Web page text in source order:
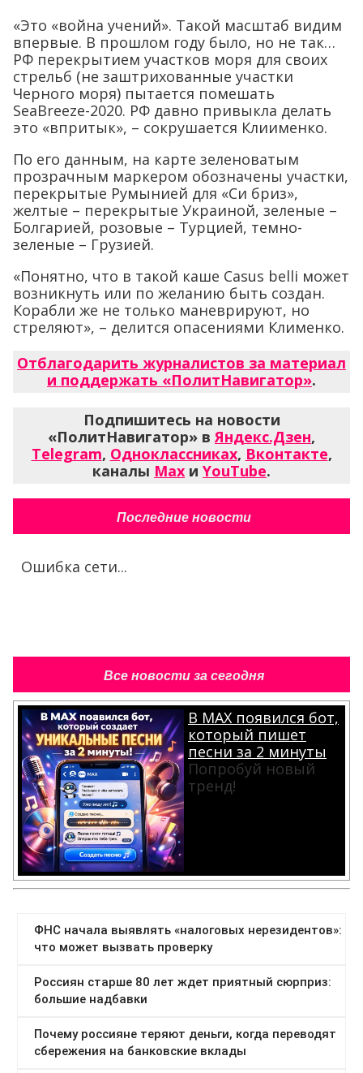
«Это «война учений». Такой масштаб видим
впервые. В прошлом году было, но не так…
РФ перекрытием участков моря для своих
стрельб (не заштрихованные участки
Черного моря) пытается помешать
SeaBreeze-2020. РФ давно привыкла делать
это «впритык», – сокрушается Клиименко.
По его данным, на карте зеленоватым
прозрачным маркером обозначены участки,
перекрытые Румынией для «Си бриз»,
желтые – перекрытые Украиной, зеленые –
Болгарией, розовые – Турцией, темно-
зеленые – Грузией.
«Понятно, что в такой каше Casus belli может
возникнуть или по желанию быть создан.
Корабли же не только маневрируют, но
стреляют», – делится опасениями Клименко.
Отблагодарить журналистов за материал
и поддержать «ПолитНавигатор».
Подпишитесь на новости
«ПолитНавигатор» вЯндекс.Дзен,
Telegram, Одноклассниках, Вконтакте,
каналы Max и YouTube.
Последние новости
Ошибка сети...
Все новости за сегодня
В MAX появился бот,
который пишет
песни за 2 минуты
Попробуй новый
тренд!